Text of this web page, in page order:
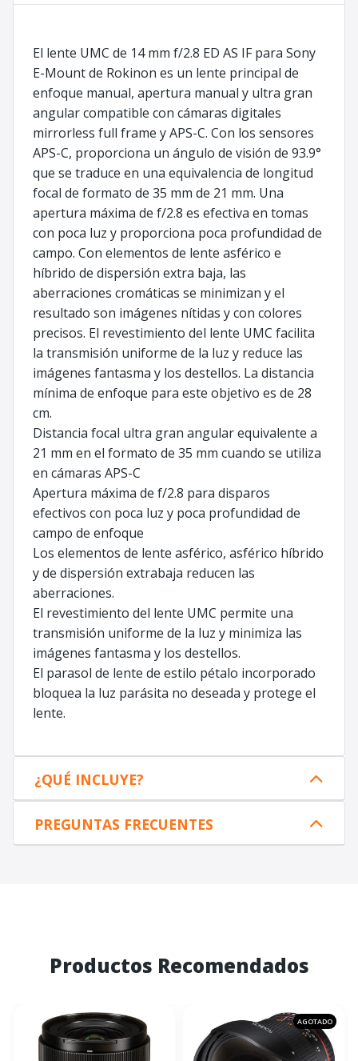
El lente UMC de 14 mm f/2.8 ED AS IF para Sony
E-Mount de Rokinon es un lente principal de
enfoque manual, apertura manual y ultra gran
angular compatible con cámaras digitales
mirrorless full frame y APS-C. Con los sensores
APS-C, proporciona un ángulo de visión de 93.9°
que se traduce en una equivalencia de longitud
focal de formato de 35 mm de 21 mm. Una
apertura máxima de f/2.8 es efectiva en tomas
con poca luz y proporciona poca profundidad de
campo. Con elementos de lente asférico e
híbrido de dispersión extra baja, las
aberraciones cromáticas se minimizan y el
resultado son imágenes nítidas y con colores
precisos. El revestimiento del lente UMC facilita
la transmisión uniforme de la luz y reduce las
imágenes fantasma y los destellos. La distancia
mínima de enfoque para este objetivo es de 28
cm.
Distancia focal ultra gran angular equivalente a
21 mm en el formato de 35 mm cuando se utiliza
en cámaras APS-C
Apertura máxima de f/2.8 para disparos
efectivos con poca luz y poca profundidad de
campo de enfoque
Los elementos de lente asférico, asférico híbrido
y de dispersión extrabaja reducen las
aberraciones.
El revestimiento del lente UMC permite una
transmisión uniforme de la luz y minimiza las
imágenes fantasma y los destellos.
El parasol de lente de estilo pétalo incorporado
bloquea la luz parásita no deseada y protege el
lente.
¿QUÉ INCLUYE?
PREGUNTAS FRECUENTES
Productos Recomendados
AGOTADO